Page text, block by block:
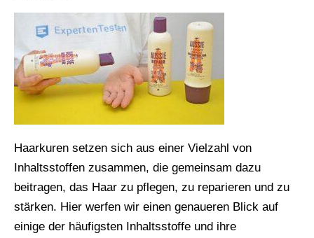
Haarkuren setzen sich aus einer Vielzahl von
Inhaltsstoffen zusammen, die gemeinsam dazu
beitragen, das Haar zu pflegen, zu reparieren und zu
stärken. Hier werfen wir einen genaueren Blick auf
einige der häufigsten Inhaltsstoffe und ihre